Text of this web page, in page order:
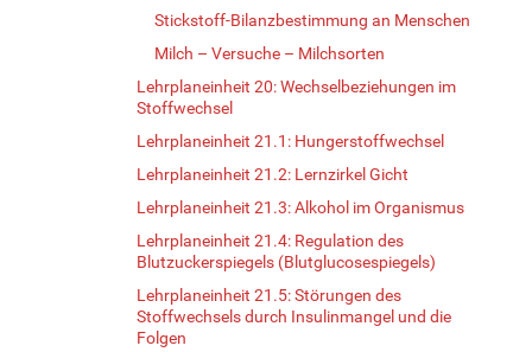
Stickstoff-Bilanzbestimmung an Menschen
Milch – Versuche – Milchsorten
Lehrplaneinheit 20: Wechselbeziehungen im
Stoffwechsel
Lehrplaneinheit 21.1: Hungerstoffwechsel
Lehrplaneinheit 21.2: Lernzirkel Gicht
Lehrplaneinheit 21.3: Alkohol im Organismus
Lehrplaneinheit 21.4: Regulation des
Blutzuckerspiegels (Blutglucosespiegels)
Lehrplaneinheit 21.5: Störungen des
Stoffwechsels durch Insulinmangel und die
Folgen